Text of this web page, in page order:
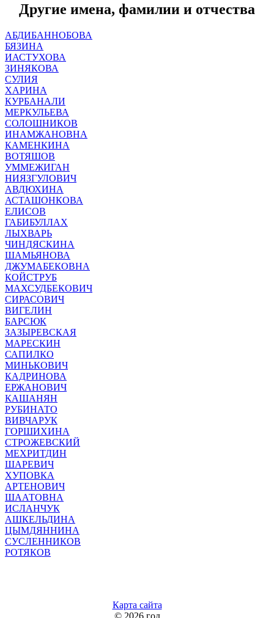
Другие имена, фамилии и отчества
АБДИБАННОБОВА
БЯЗИНА
ИАСТУХОВА
ЗИНЯКОВА
СУЛИЯ
ХАРИНА
КУРБАНАЛИ
МЕРКУЛЬЕВА
СОЛОШНИКОВ
ИНАМЖАНОВНА
КАМЕНКИНА
ВОТЯШОВ
УММЕЖИГАН
НИЯЗГУЛОВИЧ
АВДЮХИНА
АСТАШОНКОВА
ЕЛИСОВ
ГАБИБУЛЛАХ
ЛЫХВАРЬ
ЧИНДЯСКИНА
ШАМЬЯНОВА
ДЖУМАБЕКОВНА
КОЙСТРУБ
МАХСУДБЕКОВИЧ
СИРАСОВИЧ
ВИГЕЛИН
БАРСЮК
ЗАЗЫРЕВСКАЯ
МАРЕСКИН
САПИЛКО
МИНЬКОВИЧ
КАДРИНОВА
ЕРЖАНОВИЧ
КАШАНЯН
РУБИНАТО
ВИВЧАРУК
ГОРШИХИНА
СТРОЖЕВСКИЙ
МЕХРИТДИН
ШАРЕВИЧ
ХУПОВКА
АРТЕНОВИЧ
ШААТОВНА
ИСЛАНЧУК
АШКЕЛЬДИНА
ЦЫМДЯННИНА
СУСЛЕННИКОВ
РОТЯКОВ
Карта сайта
© 2026 год